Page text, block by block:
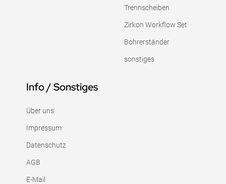
Trennscheiben
Zirkon Workflow Set
Bohrerständer
sonstiges
Info / Sonstiges
Über uns
Impressum
Datenschutz
AGB
E-Mail